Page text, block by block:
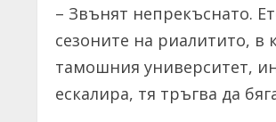
– Звънят непрекъснато.
сезоните на риалитито, в
тамошния университет,
ескалира, тя тръгва да